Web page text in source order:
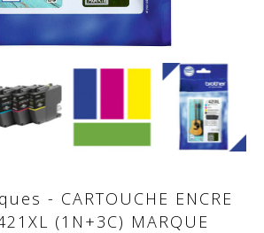
- CARTOUCHE ENCRE
(1N+3C) MARQUE